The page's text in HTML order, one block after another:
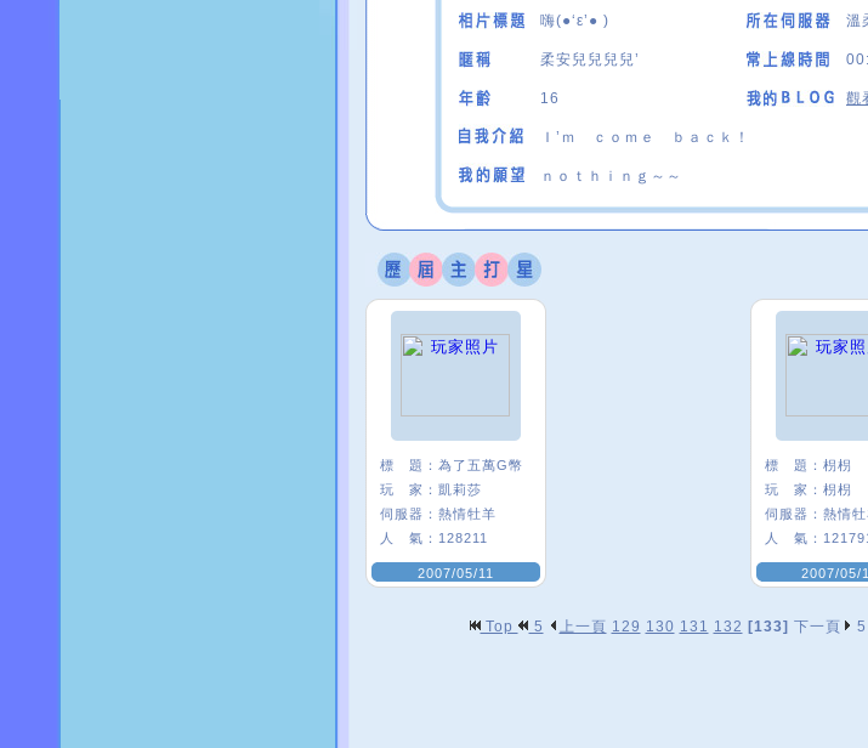
嗨(●‘ε’● ) 溫
柔安兒兒兒兒’
16 觀
Ｉ’ｍ ｃｏｍｅ ｂａｃｋ！
ｎｏｔｈｉｎｇ～～
標 題： 為了五萬G幣
玩 家： 凱莉莎
伺服器： 熱情牡羊
人 氣： 128211
2007/05/11
標 題： 枴枴
玩 家： 枴枴
伺服器： 熱情牡
人 氣：
2007/05/
Top 5 上一頁 129 130 131 132 [133] 下一頁 5